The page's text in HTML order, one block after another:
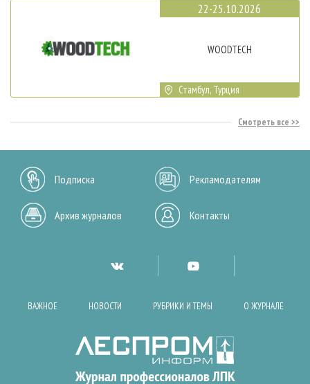
22-25.10.2026
WOODTECH
Стамбул, Турция
Смотреть все
Подписка Рекламодателям
Архив журналов Контакты
ВАЖНОЕ НОВОСТИ РУБРИКИ И ТЕМЫ О ЖУРНАЛЕ